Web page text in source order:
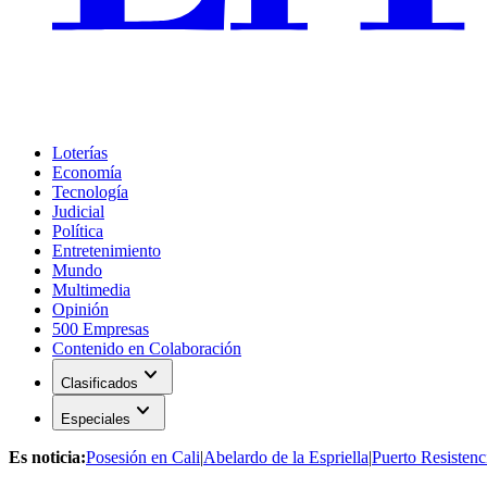
Loterías
Economía
Tecnología
Judicial
Política
Entretenimiento
Mundo
Multimedia
Opinión
500 Empresas
Contenido en Colaboración
Clasificados expand_more
Especiales expand_more
Es noticia:Posesión en Cali|Abelardo de la Espriella|Puerto